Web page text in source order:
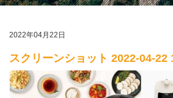
2022年04月22日
スクリーンショット 2022-04-22